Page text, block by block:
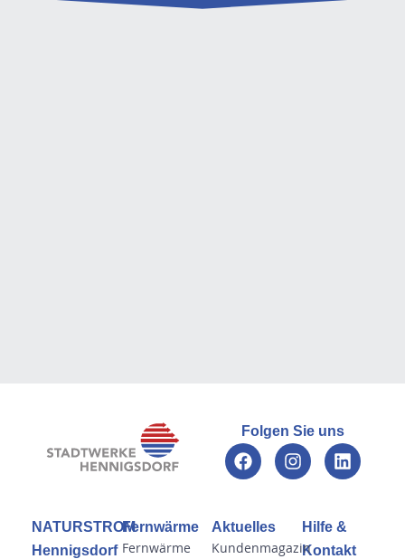
Folgen Sie uns
NATURSTROM
Hennigsdorf
Fernwärme
Fernwärme
Aktuelles
Kundenmagazin
Hilfe &
Kontakt